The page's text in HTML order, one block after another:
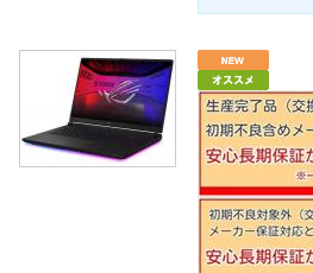
該当商品の時間指定はご選択
さい。
また、通常商品(表記なし)、【
すので、個別に購入手続きを
合は、ご注文それぞれに手数料
◇当店お振込先銀行の取り